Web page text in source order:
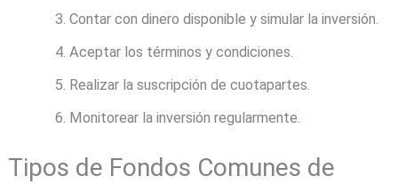
Contar con dinero disponible y simular la inversión.
Aceptar los términos y condiciones.
Realizar la suscripción de cuotapartes.
Monitorear la inversión regularmente.
Tipos de Fondos Comunes de